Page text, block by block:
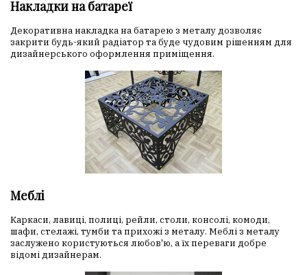
Накладки на батареї
Декоративна накладка на батарею з металу дозволяє
закрити будь-який радіатор та буде чудовим рішенням для
дизайнерського оформлення приміщення.
Меблі
Каркаси, лавиці, полиці, рейли, столи, консолі, комоди,
шафи, стелажі, тумби та прихожі з металу. Меблі з металу
заслужено користуються любов'ю, а їх переваги добре
відомі дизайнерам.